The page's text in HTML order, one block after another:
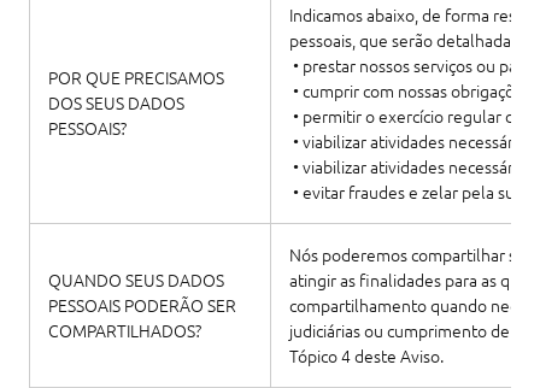
POR QUE PRECISAMOS
DOS SEUS DADOS
PESSOAIS?
Indicamos abaixo, de forma
pessoais, que serão detalhadas
• prestar nossos serviços ou
• cumprir com nossas
• permitir o exercício regular de
• viabilizar atividades necessárias
• viabilizar atividades
• evitar fraudes e zelar pela sua
QUANDO SEUS DADOS
PESSOAIS PODERÃO SER
COMPARTILHADOS?
Nós poderemos compartilhar
atingir as finalidades para as
compartilhamento quando
judiciárias ou cumprimento de
Tópico 4 deste Aviso.